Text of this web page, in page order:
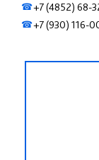
☎+7 (4852) 68-
☎+7 (930) 116-